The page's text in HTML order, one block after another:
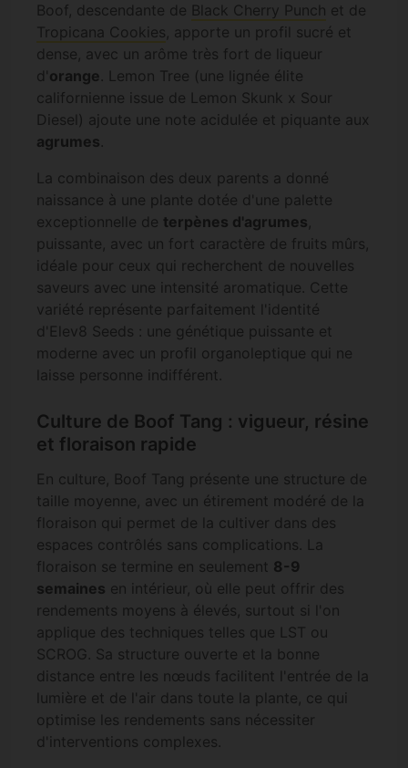
Boof, descendante de Black Cherry Punch et de
Tropicana Cookies, apporte un profil sucré et
dense, avec un arôme très fort de liqueur
d' orange. Lemon Tree (une lignée élite
californienne issue de Lemon Skunk x Sour
Diesel) ajoute une note acidulée et piquante aux
agrumes.
La combinaison des deux parents a donné
naissance à une plante dotée d'une palette
exceptionnelle de terpènes d'agrumes,
puissante, avec un fort caractère de fruits mûrs,
idéale pour ceux qui recherchent de nouvelles
saveurs avec une intensité aromatique. Cette
variété représente parfaitement l'identité
d'Elev8 Seeds : une génétique puissante et
moderne avec un profil organoleptique qui ne
laisse personne indifférent.
Culture de Boof Tang : vigueur, résine
et floraison rapide
En culture, Boof Tang présente une structure de
taille moyenne, avec un étirement modéré de la
floraison qui permet de la cultiver dans des
espaces contrôlés sans complications. La
floraison se termine en seulement 8-9
semaines en intérieur, où elle peut offrir des
rendements moyens à élevés, surtout si l'on
applique des techniques telles que LST ou
SCROG. Sa structure ouverte et la bonne
distance entre les nœuds facilitent l'entrée de la
lumière et de l'air dans toute la plante, ce qui
optimise les rendements sans nécessiter
d'interventions complexes.